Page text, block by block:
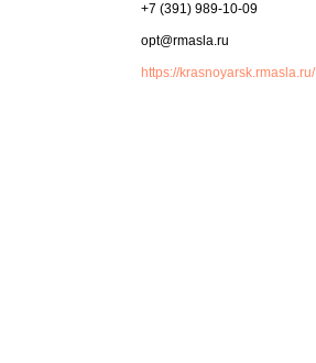
https://krasnoyarsk.rmasla.ru/
+7 (391) 989-10-09
opt@rmasla.ru